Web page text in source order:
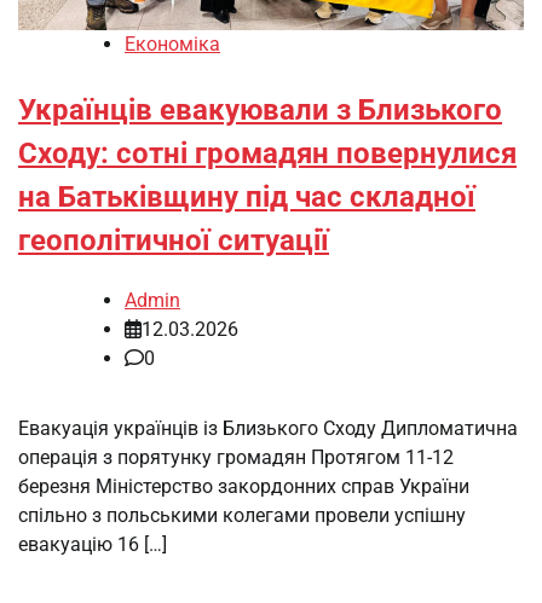
Економіка
Українців евакуювали з Близького
Сходу: сотні громадян повернулися
на Батьківщину під час складної
геополітичної ситуації
Admin
12.03.2026
0
Евакуація українців із Близького Сходу Дипломатична
операція з порятунку громадян Протягом 11-12
березня Міністерство закордонних справ України
спільно з польськими колегами провели успішну
евакуацію 16 […]